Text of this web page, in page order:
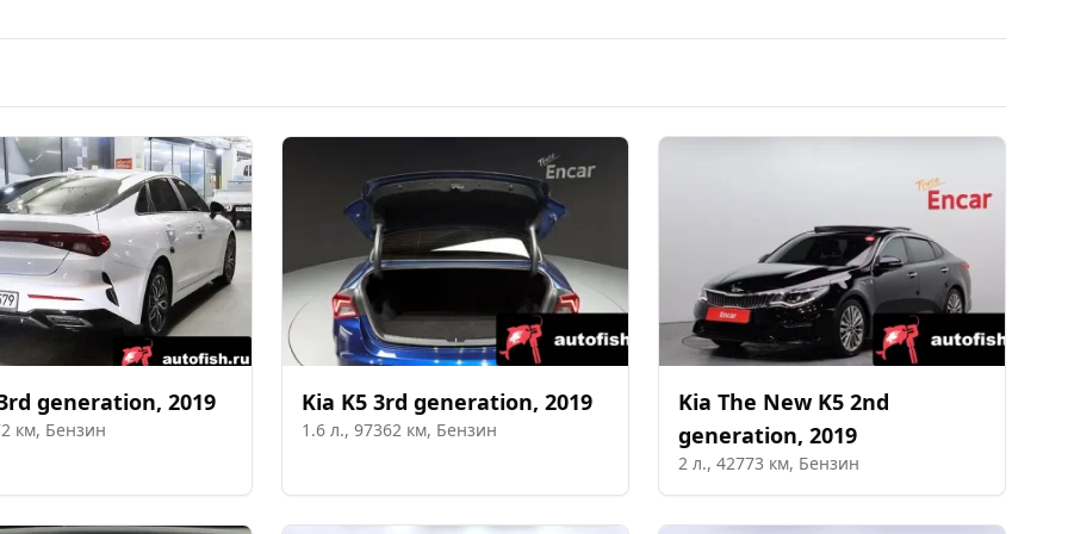
generation, 2019
км, Бензин
Kia K5 3rd generation, 2019
1.6 л., 97362 км, Бензин
Kia The New K5 2nd
generation, 2019
2 л., 42773 км, Бензин